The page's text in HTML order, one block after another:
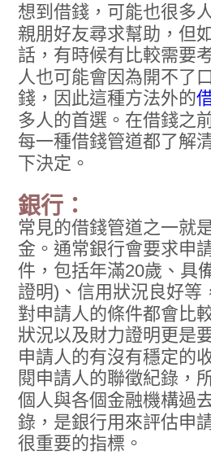
想到借錢，可能也很多
親朋好友尋求幫助，但
話，有時候有比較需要
人也可能會因為開不了
錢，因此這種方法外的
多人的首選。在借錢之
每一種借錢管道都了解
下決定。
銀行：
常見的借錢管道之一就
金。通常銀行會要求申
件，包括年滿20歲、具
證明)、信用狀況良好等
對申請人的條件都會比
狀況以及財力證明更是
申請人的有沒有穩定的
閱申請人的聯徵紀錄，
個人與各個金融機構過
錄，是銀行用來評估申
很重要的指標。